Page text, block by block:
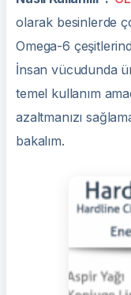
olarak besinlerde
Omega-6
İnsan vücudunda
temel kullanım
azaltmanızı
bakalım.